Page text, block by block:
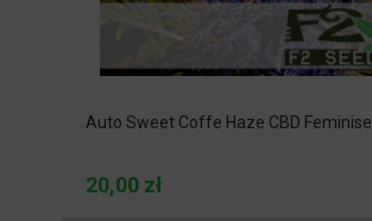
Auto Sweet Coffe Haze CBD Feminise
20,00 zł